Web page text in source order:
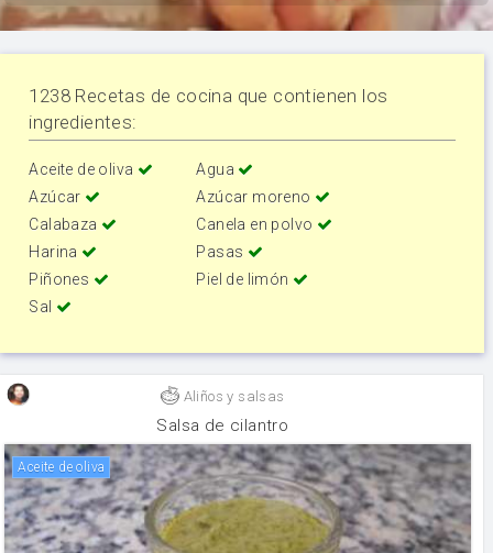
1238 Recetas de cocina que contienen los
ingredientes:
Aceite de oliva
Agua
Azúcar
Azúcar moreno
Calabaza
Canela en polvo
Harina
Pasas
Piñones
Piel de limón
Sal
Aliños y salsas
Salsa de cilantro
aceite de oliva